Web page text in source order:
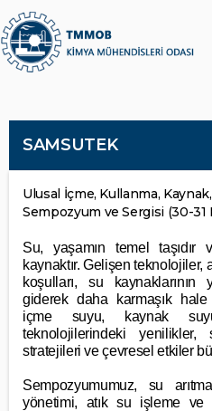
SAMSUTEK
Ulusal İçme, Kullanma,
Sempozyum ve Sergisi (30-31
Su, yaşamın temel
kaynaktır. Gelişen
koşulları, su kaynaklarının
giderek daha karmaşık
içme suyu, kaynak
teknolojilerindeki
stratejileri ve çevresel etkiler
Sempozyumumuz, su
yönetimi, atık su işleme ve